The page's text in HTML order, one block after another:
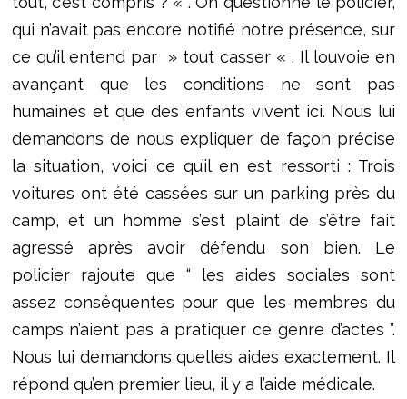
qui n’avait pas encore notifié notre présence, sur
ce qu’il entend par » tout casser « . Il louvoie en
avançant que les conditions ne sont pas
humaines et que des enfants vivent ici. Nous lui
demandons de nous expliquer de façon précise
la situation, voici ce qu’il en est ressorti : Trois
voitures ont été cassées sur un parking près du
camp, et un homme s’est plaint de s’être fait
agressé après avoir défendu son bien. Le
policier rajoute que “ les aides sociales sont
assez conséquentes pour que les membres du
camps n’aient pas à pratiquer ce genre d’actes ”.
Nous lui demandons quelles aides exactement. Il
répond qu’en premier lieu, il y a l’aide médicale.